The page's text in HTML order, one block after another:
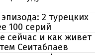
2 турецких
100 серий
сейчас и как живет
Сеитаблаев